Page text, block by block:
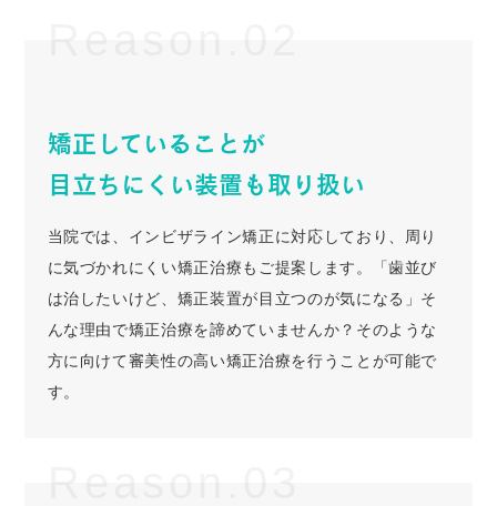
矯正していることが
目立ちにくい装置も取り扱い
当院では、インビザライン矯正に対応しており、周り
に気づかれにくい矯正治療もご提案します。「歯並び
は治したいけど、矯正装置が目立つのが気になる」そ
んな理由で矯正治療を諦めていませんか？そのような
方に向けて審美性の高い矯正治療を行うことが可能で
す。